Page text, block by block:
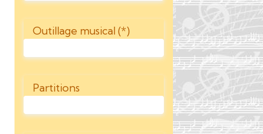
Outillage musical (*)
Partitions